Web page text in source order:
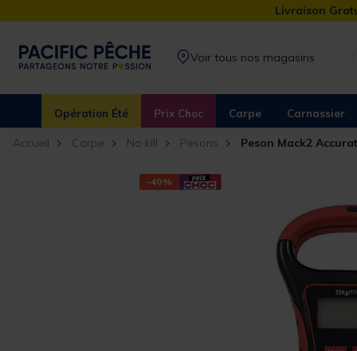
Livraison
Voir tous nos magasins
Opération Été Prix Choc Carpe Carnassier
Accueil Carpe No kill Pesons Peson Mack2
-40%